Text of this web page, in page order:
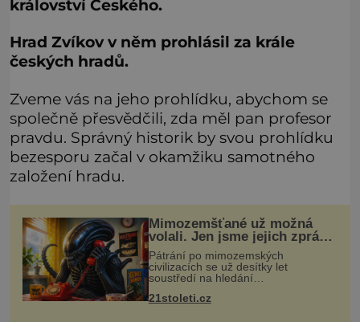
království Českého.
Hrad Zvíkov v něm prohlásil za krále
českých hradů.
Zveme vás na jeho prohlídku, abychom se
společně přesvědčili, zda měl pan profesor
pravdu. Správný historik by svou prohlídku
bezesporu začal v okamžiku samotného
založení hradu.
Mimozemšťané už možná
volali. Jen jsme jejich zprávu
nedokázali rozpoznat
Pátrání po mimozemských
civilizacích se už desítky let
soustředí na hledání
které by příroda sama vytvořila jen
21stoleti.cz